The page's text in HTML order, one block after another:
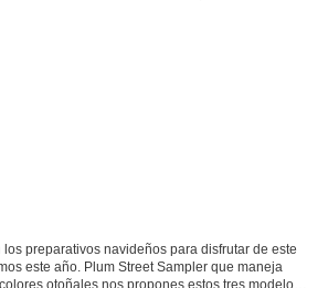
preparativos navideños para disfrutar de este
este año. Plum Street Sampler que maneja